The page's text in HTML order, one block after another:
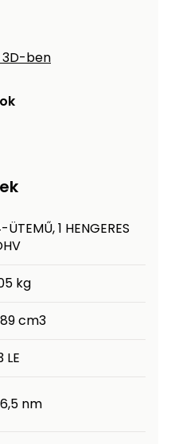
ben
ÜTEMŰ, 1 HENGERES
kg
cm3
LE
nm